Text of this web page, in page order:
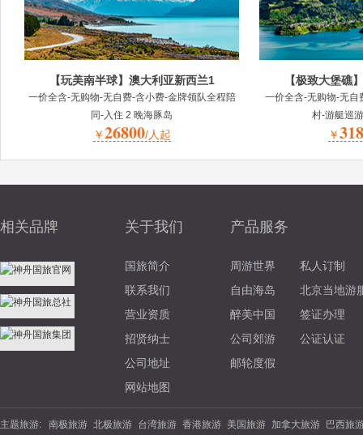
【玩美南半球】澳大利亚新西兰1
一价全含-无购物-无自费-含小费-金牌领队全程陪
同-入住 2 晚海豚岛
￥26800/人起
【极致大堡礁
一价全含-无购物-无自
村-游艇巡
￥
相关品牌 关于我们
国旅简介
联系我们
营业资质
招贤纳士
公司地址
网站地图
产品服务
周游世界
私人订制
自由海岛
北京当地游
醉美中国
签证办理
公司郊游
公证认证
邮轮度假
主题旅游: 南极旅游 北极旅游 台湾旅游 香港旅游 美国旅游 加拿大旅游 巴西旅